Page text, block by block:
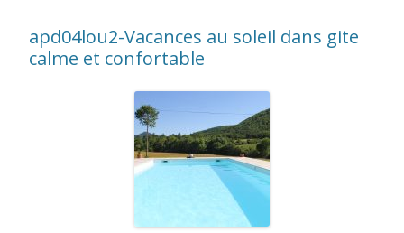
apd04lou2-Vacances au soleil dans gite
calme et confortable